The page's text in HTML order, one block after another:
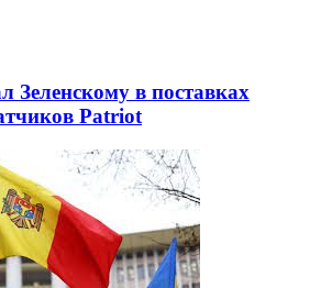
Зеленскому в поставках
Patriot